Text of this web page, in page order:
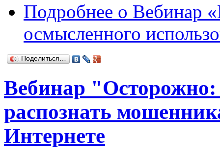
Подробнее о Вебинар
осмысленного
Поделиться…
Вебинар
распознать
Интернете